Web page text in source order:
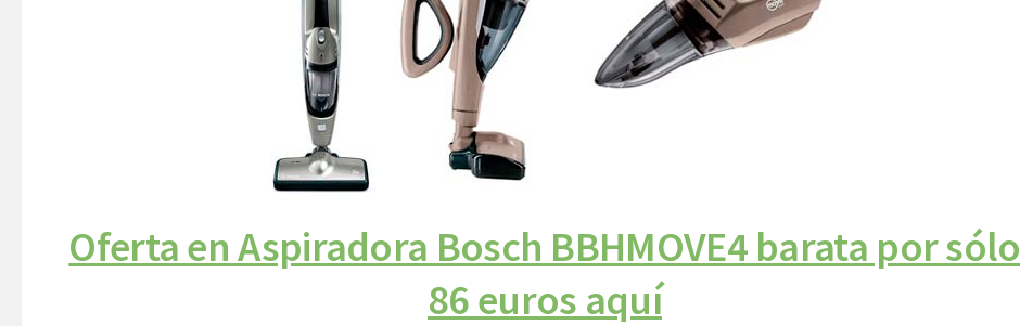
Oferta en Aspiradora Bosch BBHMOVE4 barata por sólo
86 euros aquí